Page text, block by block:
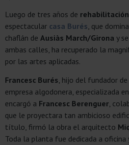
Luego de tres años de rehabilitación
espectacular casa Burés, que
chaflán de Ausiàs March/Girona y
ambas calles, ha recuperado la
por las artes aplicadas.
Francesc Burés, hijo del fundador
empresa algodonera, especializada
encargó a Francesc Berenguer,
que le proyectara tan ambicioso
título, firmó la obra el arquitecto
Toda la planta fue dedicada a oficina